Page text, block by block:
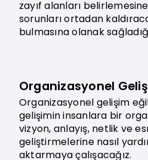
zayıf alanları
sorunları ortadan
bulmasına olanak
Organizasyonel
Organizasyonel gelişim
gelişimin insanlara bir
vizyon, anlayış, netlik ve
geliştirmelerine nasıl
aktarmaya çalışacağız.